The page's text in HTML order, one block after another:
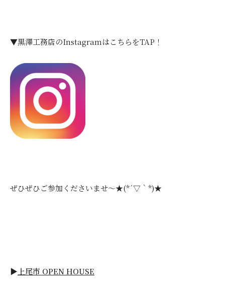
▼黒澤工務店のInstagramはこちらをTAP！
ぜひぜひご参加くださいませ～★(*´▽｀*)★
▶ 上尾市 OPEN HOUSE